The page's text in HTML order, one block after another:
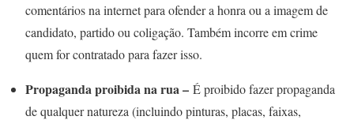
comentários na internet para ofender a honra ou a imagem de
candidato, partido ou coligação. Também incorre em crime
quem for contratado para fazer isso.
Propaganda proibida na rua – É proibido fazer propaganda
de qualquer natureza (incluindo pinturas, placas, faixas,